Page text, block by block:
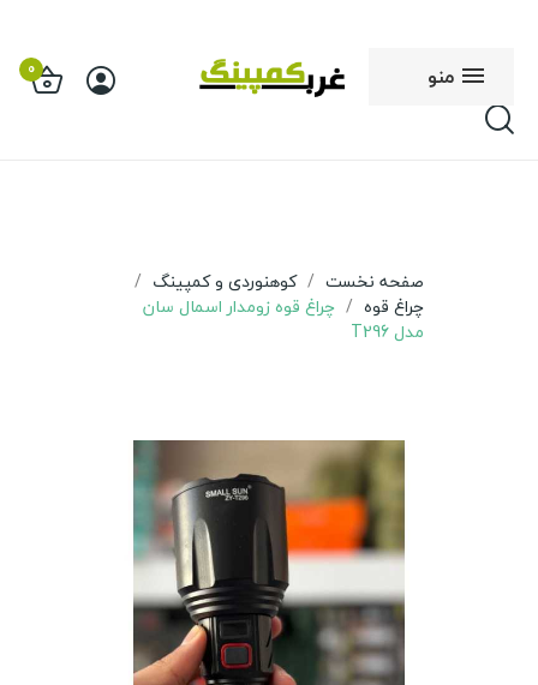
منو 0
صفحه نخست
کوهنوردی و کمپینگ
چراغ قوه
چراغ قوه زومدار اسمال سان
مدل T296